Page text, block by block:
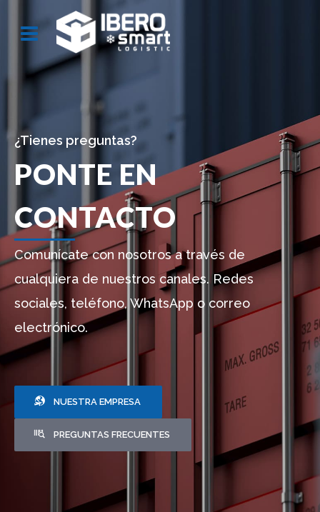
¿Tienes preguntas?
PONTE EN
CONTACTO
Comunícate con nosotros a través de
cualquiera de nuestros canales. Redes
sociales, teléfono, WhatsApp o correo
electrónico.
NUESTRA EMPRESA
PREGUNTAS FRECUENTES